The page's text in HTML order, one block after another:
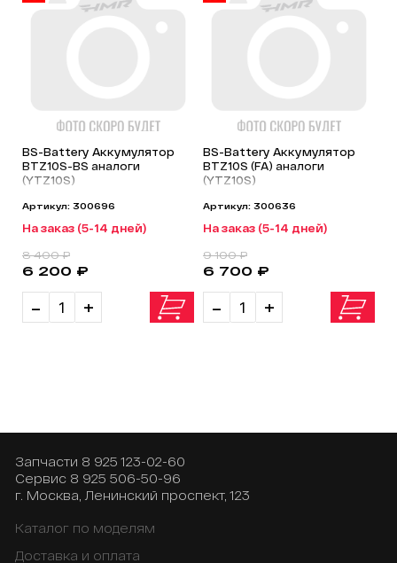
BS-Battery Аккумулятор
BTZ10S-BS аналоги
(YTZ10S)
Артикул: 300696
На заказ (5-14 дней)
- +
6 200 ₽
8 400 ₽
BS-Battery Аккумулятор
BTZ10S (FA) аналоги
(YTZ10S)
Артикул: 300636
На заказ (5-14 дней)
- +
6 700 ₽
9 100 ₽
Запчасти 8 925 123-02-60
Сервис 8 925 506-50-96
г. Москва, Ленинский проспект, 123
Каталог по моделям
Доставка и оплата